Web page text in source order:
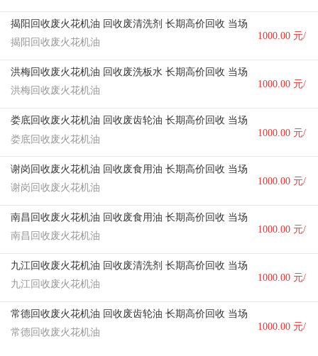
个
揭阳回收废火花机油 回收废清洗剂 长期高价回收 当场核价
揭阳回收废火花机油
1000.00 元/
个
洪梅回收废火花机油 回收废洗板水 长期高价回收 当场核价
洪梅回收废火花机油
1000.00 元/
个
娄底回收废火花机油 回收废齿轮油 长期高价回收 当场核价
娄底回收废火花机油
1000.00 元/
个
谢岗回收废火花机油 回收废食用油 长期高价回收 当场核价
谢岗回收废火花机油
1000.00 元/
个
南昌回收废火花机油 回收废食用油 长期高价回收 当场核价
南昌回收废火花机油
1000.00 元/
个
九江回收废火花机油 回收废清洗剂 长期高价回收 当场核价
九江回收废火花机油
1000.00 元/
个
常德回收废火花机油 回收废齿轮油 长期高价回收 当场核价
常德回收废火花机油
1000.00 元/